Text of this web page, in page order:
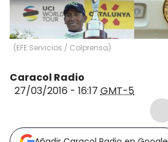
(EFE Servicios / Colprensa)
Caracol Radio
27/03/2016 - 16:17 GMT-5